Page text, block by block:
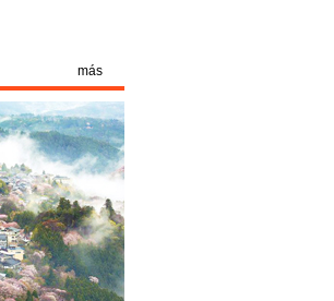
más